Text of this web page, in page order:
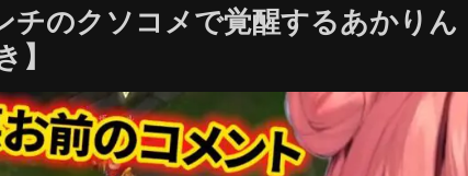
チのクソコメで覚醒するあかり
】